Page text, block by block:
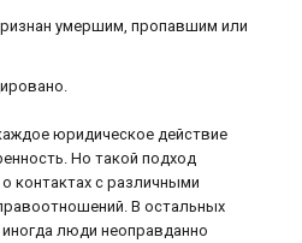
умершим, пропавшим или
юридическое действие
Но такой подход
контактах с различными
В остальных
люди неоправданно